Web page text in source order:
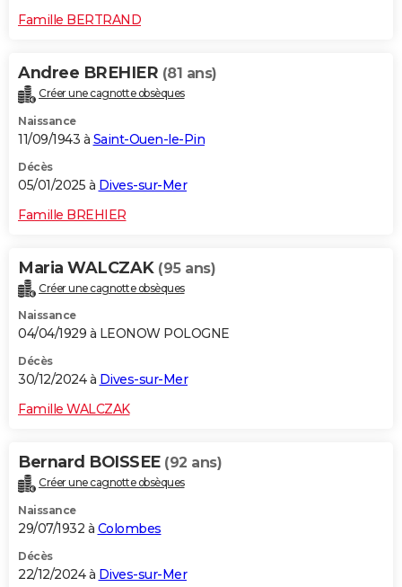
Famille BERTRAND
Andree BREHIER (81 ans)
Créer une cagnotte obsèques
Naissance
11/09/1943 à Saint-Ouen-le-Pin
Décès
05/01/2025 à Dives-sur-Mer
Famille BREHIER
Maria WALCZAK (95 ans)
Créer une cagnotte obsèques
Naissance
04/04/1929 à LEONOW POLOGNE
Décès
30/12/2024 à Dives-sur-Mer
Famille WALCZAK
Bernard BOISSEE (92 ans)
Créer une cagnotte obsèques
Naissance
29/07/1932 à Colombes
Décès
22/12/2024 à Dives-sur-Mer